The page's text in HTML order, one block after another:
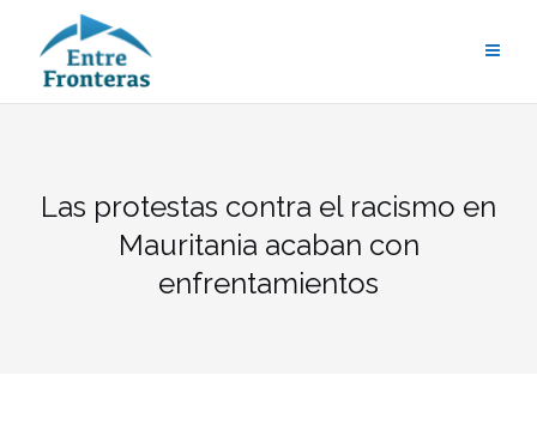
contenido
Las protestas contra el racismo en
Mauritania acaban con
enfrentamientos